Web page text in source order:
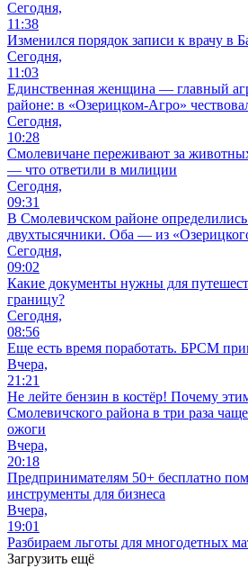
Сегодня,
11:38
Изменился порядок записи к врачу в
Сегодня,
11:03
Единственная женщина — главный
районе: в «Озерицком-Агро»
Сегодня,
10:28
Смолевичане переживают за
— что ответили в милиции
Сегодня,
09:31
В Смолевичском районе
двухтысячники. Оба — из
Сегодня,
09:02
Какие документы нужны для
границу?
Сегодня,
08:56
Еще есть время поработать. БРСМ
Вчера,
21:21
Не лейте бензин в костёр! Почему
Смолевичского района в три раза
ожоги
Вчера,
20:18
Предпринимателям 50+ бесплатно
инструменты для бизнеса
Вчера,
19:01
Разбираем льготы для многодетных
Загрузить ещё